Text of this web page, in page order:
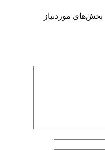
بخش‌های موردنیاز